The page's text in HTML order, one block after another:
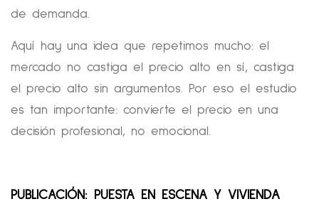
de demanda.
Aquí hay una idea que repetimos mucho: el
mercado no castiga el precio alto en sí, castiga
el precio alto sin argumentos. Por eso el estudio
es tan importante: convierte el precio en una
decisión profesional, no emocional.
PUBLICACIÓN: PUESTA EN ESCENA Y VIVIENDA